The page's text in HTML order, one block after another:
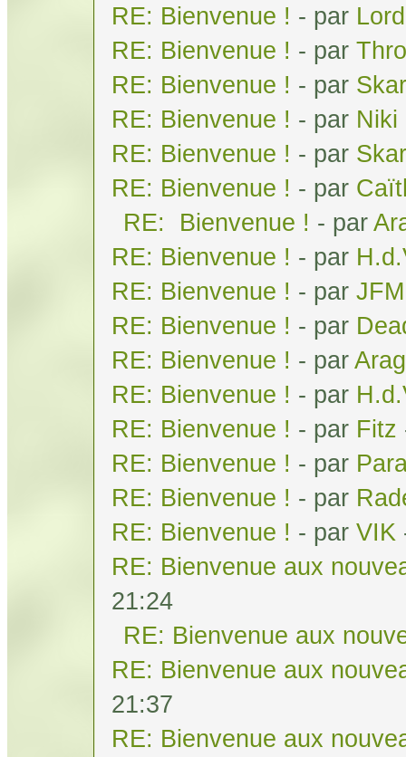
RE: Bienvenue ! - par
RE: Bienvenue ! - par
RE: Bienvenue ! - par
RE: Bienvenue ! - par Niki
RE: Bienvenue ! - par
RE: Bienvenue ! - par
RE: Bienvenue ! - par
RE: Bienvenue ! - par
RE: Bienvenue ! - par JFM
RE: Bienvenue ! - par
RE: Bienvenue ! - par
RE: Bienvenue ! - par
RE: Bienvenue ! - par Fitz
RE: Bienvenue ! - par
RE: Bienvenue ! - par
RE: Bienvenue ! - par VIK
RE: Bienvenue aux
21:24
RE: Bienvenue aux
RE: Bienvenue aux
21:37
RE: Bienvenue aux